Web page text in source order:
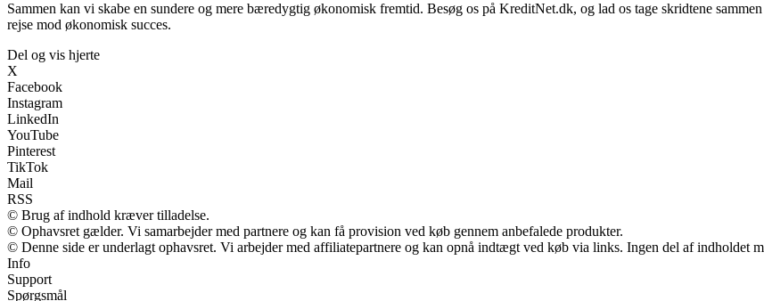
Sammen kan vi skabe en sundere og mere bæredygtig økonomisk fremtid. Besøg os på KreditNet.dk, og lad os tage skridtene
rejse mod økonomisk succes.
Del og vis hjerte
X
Facebook
Instagram
LinkedIn
YouTube
Pinterest
TikTok
Mail
RSS
© Brug af indhold kræver tilladelse.
© Ophavsret gælder. Vi samarbejder med partnere og kan få provision ved køb gennem anbefalede produkter.
© Denne side er underlagt ophavsret. Vi arbejder med affiliatepartnere og kan opnå indtægt ved køb via links. Ingen del af indholdet
Info
Support
Spørgsmål